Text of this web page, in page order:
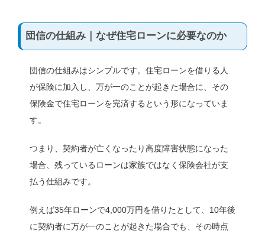
団信の仕組み｜なぜ住宅ローンに必要なのか
団信の仕組みはシンプルです。住宅ローンを借りる人
が保険に加入し、万が一のことが起きた場合に、その
保険金で住宅ローンを完済するという形になっていま
す。
つまり、契約者が亡くなったり高度障害状態になった
場合、残っているローンは家族ではなく保険会社が支
払う仕組みです。
例えば35年ローンで4,000万円を借りたとして、10年後
に契約者に万が一のことが起きた場合でも、その時点